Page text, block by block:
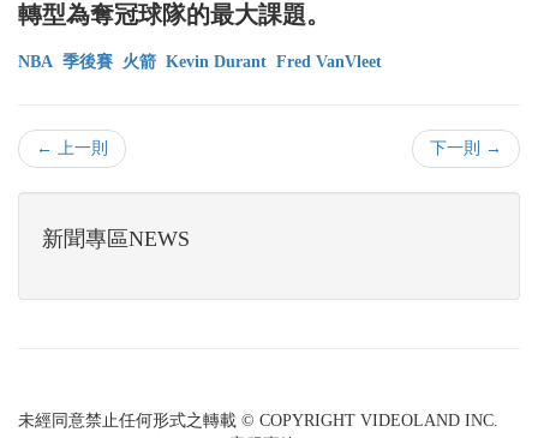
轉型為奪冠球隊的最大課題。
NBA 季後賽 火箭 Kevin Durant Fred VanVleet
← 上一則 下一則 →
新聞專區NEWS
未經同意禁止任何形式之轉載 © COPYRIGHT VIDEOLAND INC.